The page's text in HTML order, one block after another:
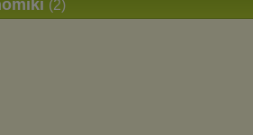
(2)